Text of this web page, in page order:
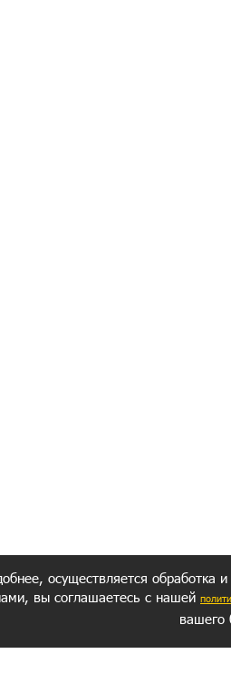
осуществляется обработка
вы соглашаетесь с нашей
вашего